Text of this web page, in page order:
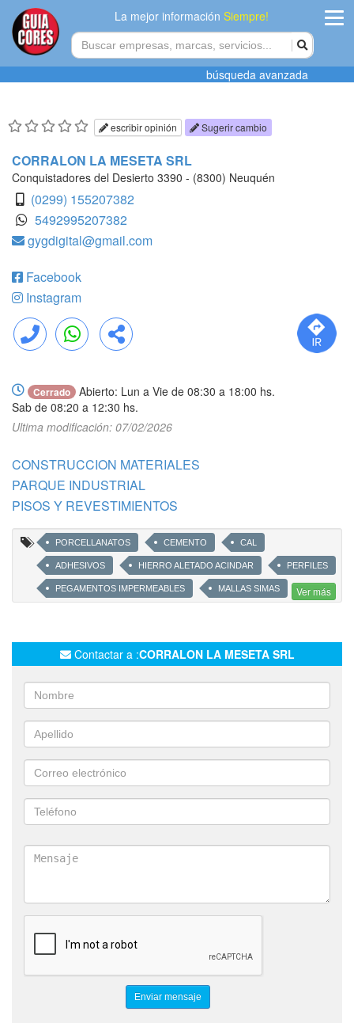
La mejor informaciónSiempre!
Agregar
Contactenos
búsqueda avanzada
escribir opinión Sugerir cambio
CORRALON LA MESETA SRL
Conquistadores del Desierto 3390 - (8300) Neuquén
(0299) 155207382
‪5492995207382‬
gygdigital@gmail.com
Facebook
Instagram
Llamar WhatsApp Compartir
Cerrado
Abierto: Lun a Vie de 08:30 a 18:00 hs.
Sab de 08:20 a 12:30 hs.
Ultima modificación: 07/02/2026
CONSTRUCCION MATERIALES
PARQUE INDUSTRIAL
PISOS Y REVESTIMIENTOS
PORCELLANATOS CEMENTO CAL
ADHESIVOS HIERRO ALETADO ACINDAR PERFILES
PEGAMENTOS IMPERMEABLES MALLAS SIMAS Ver más
Contactar a :CORRALON LA MESETA SRL